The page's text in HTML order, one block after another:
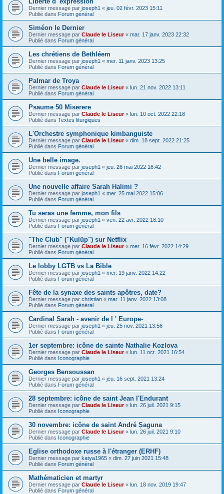
Dernier message par joseph1 « jeu. 02 févr. 2023 15:11
Publié dans Forum général
Siméon le Dernier
Dernier message par Claude le Liseur« mar. 17 janv. 2023 22:32
Publié dans Forum général
Les chrétiens de Bethléem
Dernier message par joseph1 « mer. 11 janv. 2023 13:25
Publié dans Forum général
Palmar de Troya
Dernier message par Claude le Liseur« lun. 21 nov. 2022 13:11
Publié dans Forum général
Psaume 50 Miserere
Dernier message par Claude le Liseur« lun. 10 oct. 2022 22:18
Publié dans Textes liturgiques
L'Orchestre symphonique kimbanguiste
Dernier message par Claude le Liseur« dim. 18 sept. 2022 21:25
Publié dans Forum général
Une belle image.
Dernier message par joseph1 « jeu. 26 mai 2022 16:42
Publié dans Forum général
Une nouvelle affaire Sarah Halimi ?
Dernier message par joseph1 « mer. 25 mai 2022 15:06
Publié dans Forum général
Tu seras une femme, mon fils
Dernier message par joseph1 « ven. 22 avr. 2022 18:10
Publié dans Forum général
"The Club" ("Kulüp") sur Netflix
Dernier message par Claude le Liseur« mer. 16 févr. 2022 14:29
Publié dans Forum général
Le lobby LGTB vs La Bible
Dernier message par joseph1 « mer. 19 janv. 2022 14:22
Publié dans Forum général
Fête de la synaxe des saints apôtres, date?
Dernier message par christian « mar. 11 janv. 2022 13:08
Publié dans Forum général
Cardinal Sarah - avenir de l ' Europe-
Dernier message par joseph1 « jeu. 25 nov. 2021 13:56
Publié dans Forum général
1er septembre: icône de sainte Nathalie Kozlova
Dernier message par Claude le Liseur« lun. 11 oct. 2021 16:54
Publié dans Iconographie
Georges Bensoussan
Dernier message par joseph1 « jeu. 16 sept. 2021 13:24
Publié dans Forum général
28 septembre: icône de saint Jean l'Endurant
Dernier message par Claude le Liseur« lun. 26 juil. 2021 9:15
Publié dans Iconographie
30 novembre: icône de saint André Șaguna
Dernier message par Claude le Liseur« lun. 26 juil. 2021 9:10
Publié dans Iconographie
Eglise orthodoxe russe à l'étranger (ERHF)
Dernier message par katya1965 « dim. 27 juin 2021 15:48
Publié dans Forum général
Mathématicien et martyr
Dernier message par Claude le Liseur« lun. 18 nov. 2019 19:47
Publié dans Forum général